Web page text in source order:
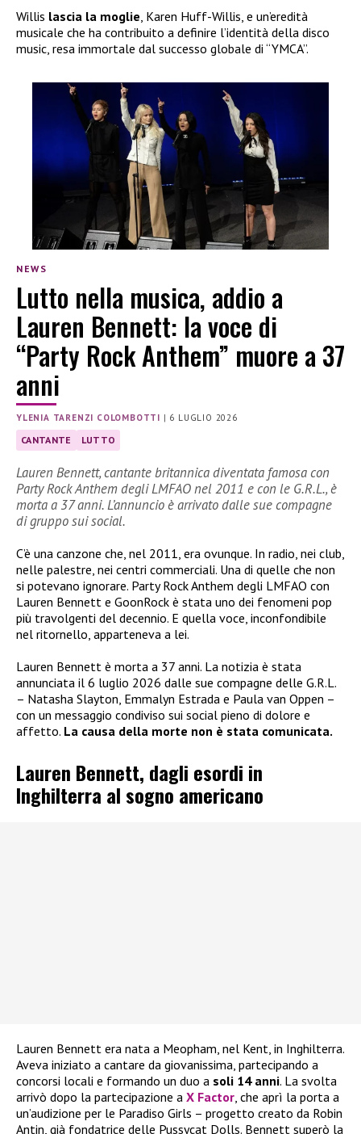
Willis lascia la moglie, Karen Huff-Willis, e un’eredità
musicale che ha contribuito a definire l’identità della disco
music, resa immortale dal successo globale di “YMCA”.
NEWS
Lutto nella musica, addio a
Lauren Bennett: la voce di
“Party Rock Anthem” muore a 37
anni
YLENIA TARENZI COLOMBOTTI | 6 LUGLIO 2026
CANTANTE LUTTO
Lauren Bennett, cantante britannica diventata famosa con
Party Rock Anthem degli LMFAO nel 2011 e con le G.R.L., è
morta a 37 anni. L’annuncio è arrivato dalle sue compagne
di gruppo sui social.
C’è una canzone che, nel 2011, era ovunque. In radio, nei club,
nelle palestre, nei centri commerciali. Una di quelle che non
si potevano ignorare. Party Rock Anthem degli LMFAO con
Lauren Bennett e GoonRock è stata uno dei fenomeni pop
più travolgenti del decennio. E quella voce, inconfondibile
nel ritornello, apparteneva a lei.
Lauren Bennett è morta a 37 anni. La notizia è stata
annunciata il 6 luglio 2026 dalle sue compagne delle G.R.L.
– Natasha Slayton, Emmalyn Estrada e Paula van Oppen –
con un messaggio condiviso sui social pieno di dolore e
affetto. La causa della morte non è stata comunicata.
Lauren Bennett, dagli esordi in
Inghilterra al sogno americano
Lauren Bennett era nata a Meopham, nel Kent, in Inghilterra.
Aveva iniziato a cantare da giovanissima, partecipando a
concorsi locali e formando un duo a soli 14 anni. La svolta
arrivò dopo la partecipazione a X Factor , che aprì la porta a
un’audizione per le Paradiso Girls – progetto creato da Robin
Antin, già fondatrice delle Pussycat Dolls. Bennett superò la